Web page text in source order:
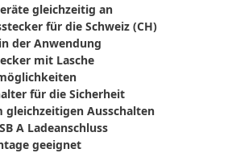
gleichzeitig an
für die Schweiz (CH)
der Anwendung
mit Lasche
für die Sicherheit
gleichzeitigen Ausschalten
A Ladeanschluss
geeignet